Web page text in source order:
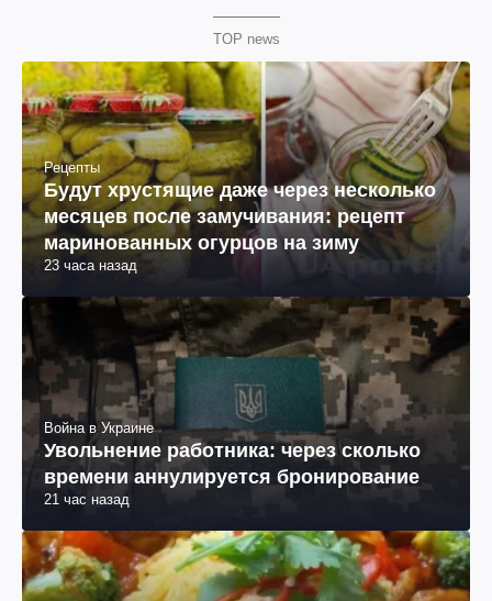
TOP news
Рецепты
Будут хрустящие даже через несколько
месяцев после замучивания: рецепт
маринованных огурцов на зиму
23 часа назад
Война в Украине
Увольнение работника: через сколько
времени аннулируется бронирование
21 час назад